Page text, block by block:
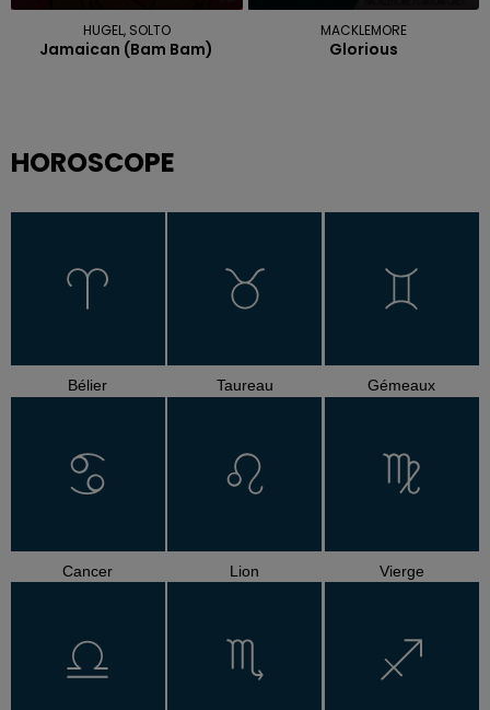
HUGEL, SOLTO
Jamaican (bam Bam)
MACKLEMORE
Glorious
HOROSCOPE
Bélier Taureau Gémeaux
Cancer Lion Vierge